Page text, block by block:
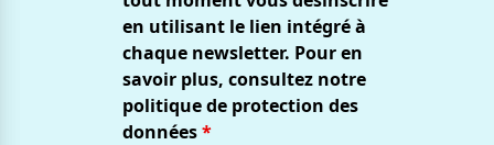
en utilisant le lien intégré à
chaque newsletter. Pour en
savoir plus, consultez notre
politique de protection des
données*